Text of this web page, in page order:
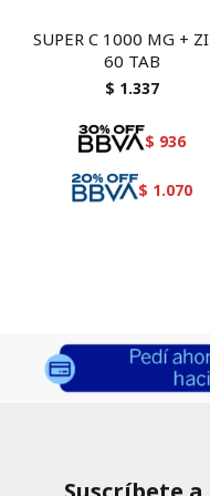
SUPER C 1000 MG +
60 TAB
$ 1.337
$ 936
$ 1.070